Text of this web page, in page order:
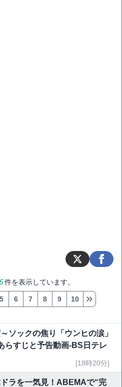
件を表示しています。
5 6 7 8 9 10
ソックの焦り「ウンヒの涙」
らすじと予告動画-BS日テレ
[18時20分]
ラを一気見！ABEMAで“完